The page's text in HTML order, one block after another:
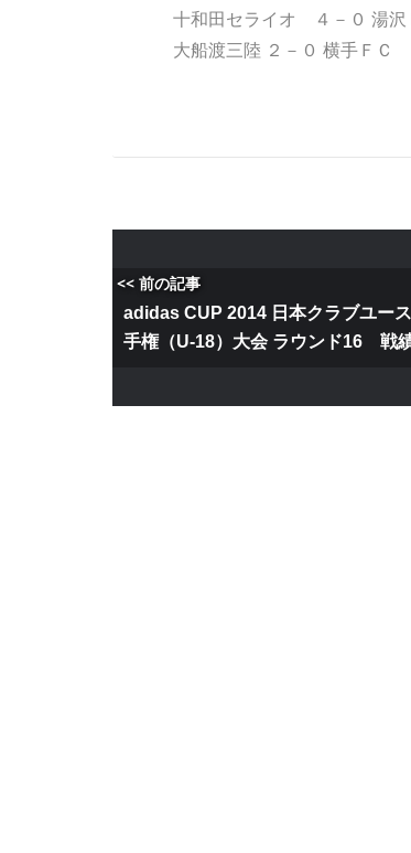
十和田セライオ ４－０ 湯沢
大船渡三陸 ２－０ 横手ＦＣ
<< 前の記事
adidas CUP 2014 日本クラブユー
手権（U-18）大会 ラウンド16 戦